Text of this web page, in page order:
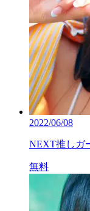
2022/06/08
NEXT推しガ
無料